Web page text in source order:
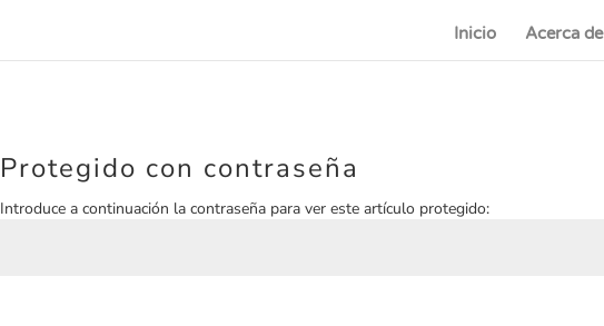
Inicio Acerca de
Protegido con contraseña
Introduce a continuación la contraseña para ver este artículo protegido: